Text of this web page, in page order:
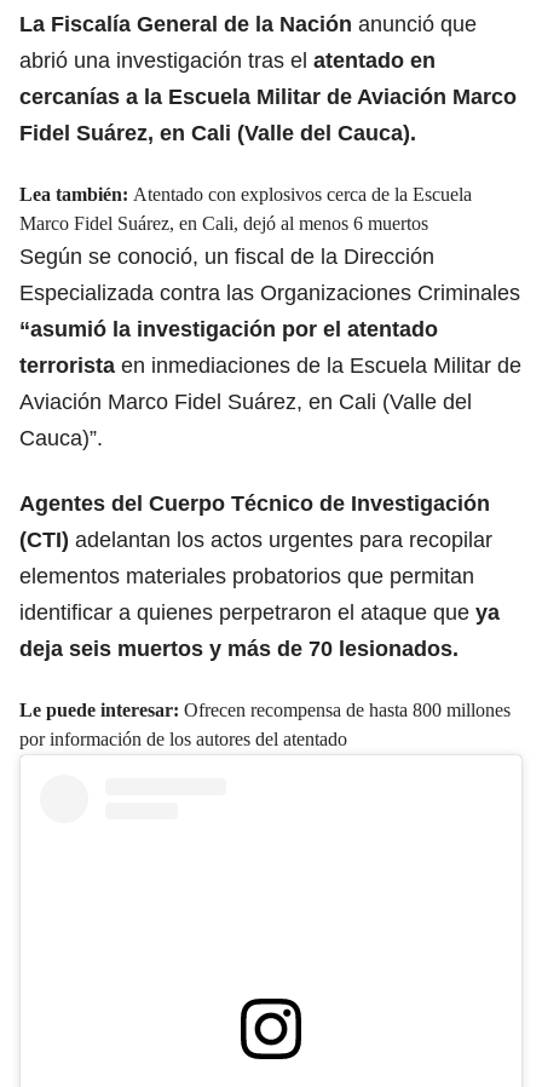
La Fiscalía General de la Nación anunció que
abrió una investigación tras el atentado en
cercanías a la Escuela Militar de Aviación Marco
Fidel Suárez, en Cali (Valle del Cauca).
Lea también: Atentado con explosivos cerca de la Escuela
Marco Fidel Suárez, en Cali, dejó al menos 6 muertos
Según se conoció, un fiscal de la Dirección
Especializada contra las Organizaciones Criminales
“asumió la investigación por el atentado
terrorista en inmediaciones de la Escuela Militar de
Aviación Marco Fidel Suárez, en Cali (Valle del
Cauca)”.
Agentes del Cuerpo Técnico de Investigación
(CTI) adelantan los actos urgentes para recopilar
elementos materiales probatorios que permitan
identificar a quienes perpetraron el ataque que ya
deja seis muertos y más de 70 lesionados.
Le puede interesar: Ofrecen recompensa de hasta 800 millones
por información de los autores del atentado